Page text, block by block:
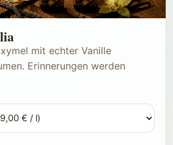
mit echter Vanille
Erinnerungen werden